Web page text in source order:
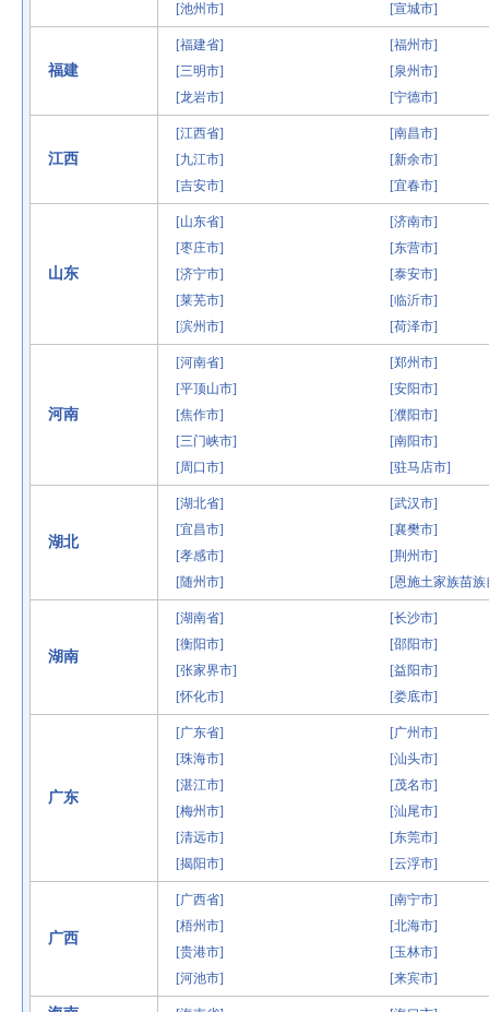
[池州市]
[宣城市]
福建
[福建省]
[福州市]
[三明市]
[泉州市]
[龙岩市]
[宁德市]
江西
[江西省]
[南昌市]
[九江市]
[新余市]
[吉安市]
[宜春市]
山东
[山东省]
[济南市]
[枣庄市]
[东营市]
[济宁市]
[泰安市]
[莱芜市]
[临沂市]
[滨州市]
[荷泽市]
河南
[河南省]
[郑州市]
[平顶山市]
[安阳市]
[焦作市]
[濮阳市]
[三门峡市]
[南阳市]
[周口市]
[驻马店市]
湖北
[湖北省]
[武汉市]
[宜昌市]
[襄樊市]
[孝感市]
[荆州市]
[随州市]
[恩施土家族苗
湖南
[湖南省]
[长沙市]
[衡阳市]
[邵阳市]
[张家界市]
[益阳市]
[怀化市]
[娄底市]
广东
[广东省]
[广州市]
[珠海市]
[汕头市]
[湛江市]
[茂名市]
[梅州市]
[汕尾市]
[清远市]
[东莞市]
[揭阳市]
[云浮市]
广西
[广西省]
[南宁市]
[梧州市]
[北海市]
[贵港市]
[玉林市]
[河池市]
[来宾市]